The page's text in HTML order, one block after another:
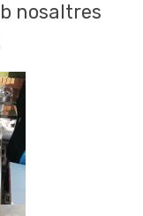
nosaltres